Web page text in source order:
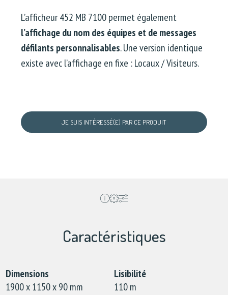
L’afficheur 452 MB 7100 permet également
l’affichage du nom des équipes et de messages
défilants personnalisables. Une version identique
existe avec l’affichage en fixe : Locaux / Visiteurs.
JE SUIS INTÉRESSÉ(E) PAR CE PRODUIT
Caractéristiques
Dimensions
1900 x 1150 x 90 mm
Lisibilité
110 m